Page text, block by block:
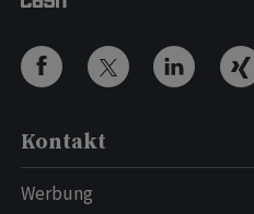
Kontakt
Werbung